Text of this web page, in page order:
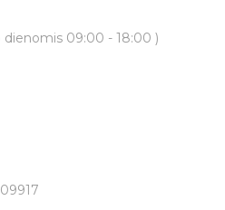
dienomis 09:00 - 18:00 )